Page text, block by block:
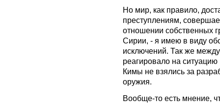
Но мир, как правило,
преступлениям,
отношении собственных
Сирии, - я имею в виду
исключений. Так же
реагировало на
Кимы не взялись за
оружия.
Вообще-то есть мнение,